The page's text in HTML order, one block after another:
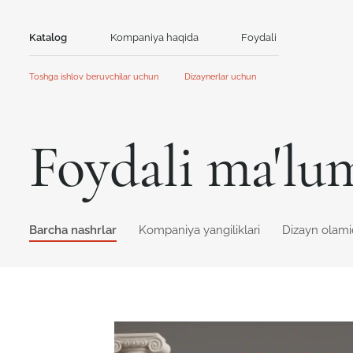
Katalog
Tosh
GRANDEX
NEOMARM
Avant Quartz
Noblle Quartz
Kompaniya haqida Foydali
Toshga ishlov beruvchilar uchun
Qo'llanma
Kataloglar va taqdimotlar
Dizaynerlar uchun
Mijozlar uchun kontent
Foydali
Barcha nashrlar Kompaniya yangiliklari Dizayn